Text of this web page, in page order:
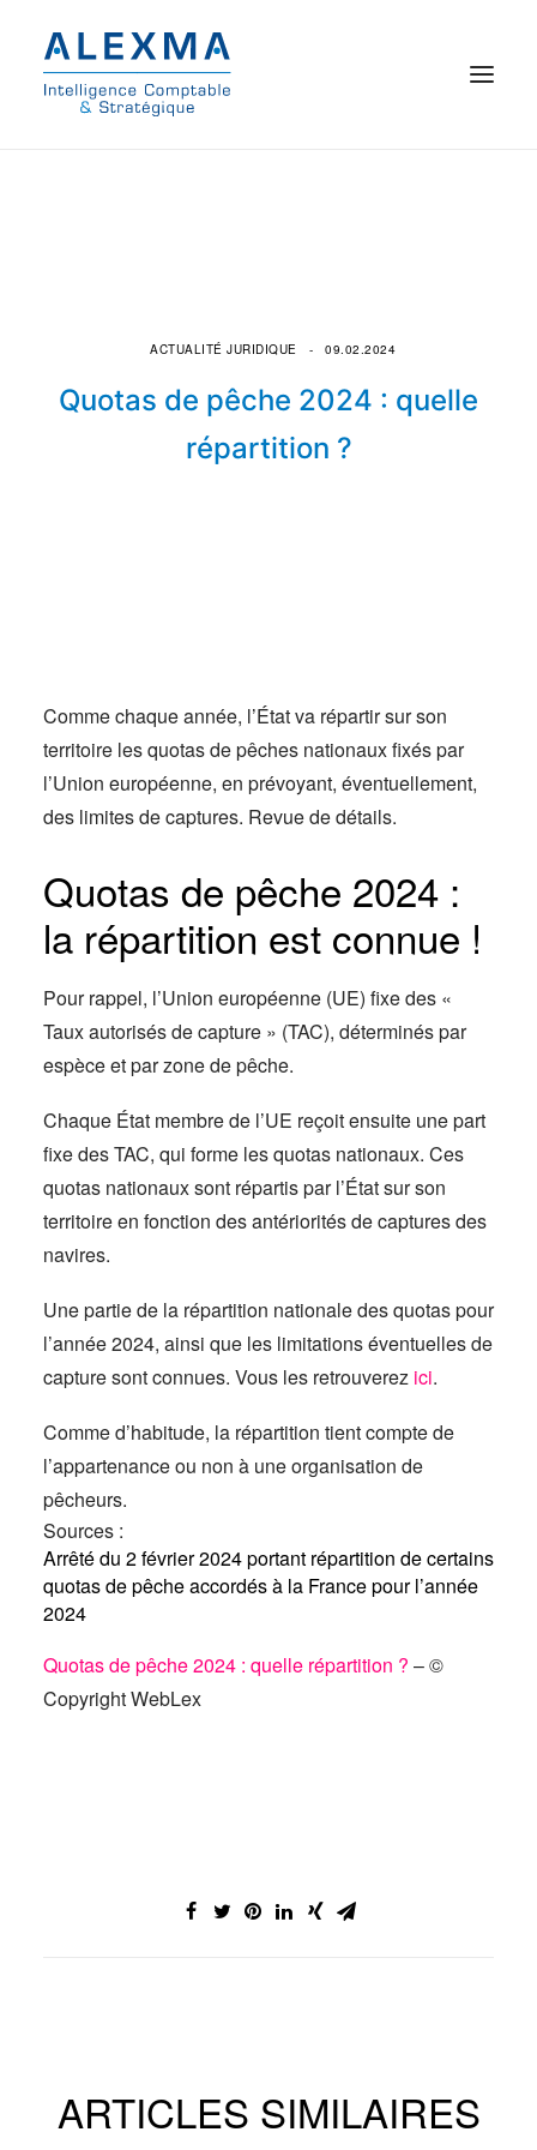
Commissariat aux comptes
On parle de nous
© 2021 Alexma
Quotas de pêche 2024 : quelle
répartition ?
09.02.2024
ACTUALITÉ JURIDIQUE
Comme chaque année, l’État va répartir sur son
territoire les quotas de pêches nationaux fixés par
l’Union européenne, en prévoyant, éventuellement,
des limites de captures. Revue de détails.
Quotas de pêche 2024 :
la répartition est connue !
Pour rappel, l’Union européenne (UE) fixe des «
Taux autorisés de capture » (TAC), déterminés par
espèce et par zone de pêche.
Chaque État membre de l’UE reçoit ensuite une part
fixe des TAC, qui forme les quotas nationaux. Ces
quotas nationaux sont répartis par l’État sur son
territoire en fonction des antériorités de captures des
navires.
Une partie de la répartition nationale des quotas pour
l’année 2024, ainsi que les limitations éventuelles de
capture sont connues. Vous les retrouverez ici.
Comme d’habitude, la répartition tient compte de
l’appartenance ou non à une organisation de
pêcheurs.
Sources :
Arrêté du 2 février 2024 portant répartition de certains
quotas de pêche accordés à la France pour l’année
2024
Quotas de pêche 2024 : quelle répartition ? – ©
Copyright WebLex
ARTICLES SIMILAIRES